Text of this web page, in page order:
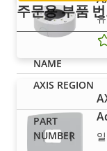
주문용 부품